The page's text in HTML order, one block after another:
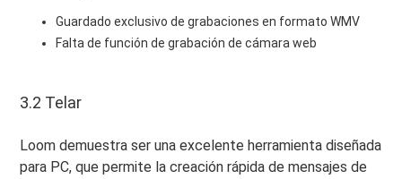
Guardado exclusivo de grabaciones en formato WMV
Falta de función de grabación de cámara web
3.2 Telar
Loom demuestra ser una excelente herramienta diseñada
para PC, que permite la creación rápida de mensajes de